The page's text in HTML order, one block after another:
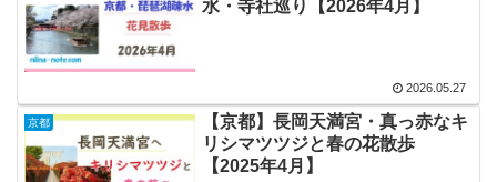
水・寺社巡り【2026年4月】
2026.05.27
京都
【京都】長岡天満宮・真っ赤なキ
リシマツツジと春の花散歩
【2025年4月】